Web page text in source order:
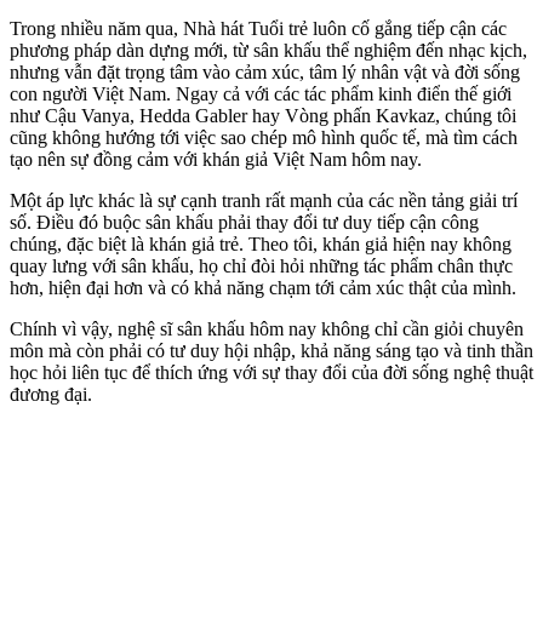
Trong nhiều năm qua, Nhà hát Tuổi trẻ luôn cố gắng tiếp cận các
phương pháp dàn dựng mới, từ sân khấu thể nghiệm đến nhạc kịch,
nhưng vẫn đặt trọng tâm vào cảm xúc, tâm lý nhân vật và đời sống
con người Việt Nam. Ngay cả với các tác phẩm kinh điển thế giới
như Cậu Vanya, Hedda Gabler hay Vòng phấn Kavkaz, chúng tôi
cũng không hướng tới việc sao chép mô hình quốc tế, mà tìm cách
tạo nên sự đồng cảm với khán giả Việt Nam hôm nay.
Một áp lực khác là sự cạnh tranh rất mạnh của các nền tảng giải trí
số. Điều đó buộc sân khấu phải thay đổi tư duy tiếp cận công
chúng, đặc biệt là khán giả trẻ. Theo tôi, khán giả hiện nay không
quay lưng với sân khấu, họ chỉ đòi hỏi những tác phẩm chân thực
hơn, hiện đại hơn và có khả năng chạm tới cảm xúc thật của mình.
Chính vì vậy, nghệ sĩ sân khấu hôm nay không chỉ cần giỏi chuyên
môn mà còn phải có tư duy hội nhập, khả năng sáng tạo và tinh thần
học hỏi liên tục để thích ứng với sự thay đổi của đời sống nghệ thuật
đương đại.